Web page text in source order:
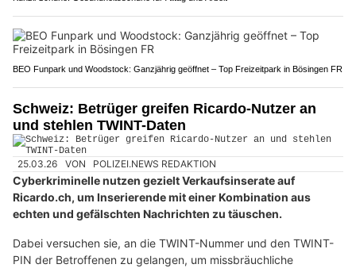
BEO Funpark und Woodstock: Ganzjährig geöffnet – Top Freizeitpark in Bösingen FR
Schweiz: Betrüger greifen Ricardo-Nutzer an
und stehlen TWINT-Daten
25.03.26 VON POLIZEI.NEWS REDAKTION
Cyberkriminelle nutzen gezielt Verkaufsinserate auf
Ricardo.ch, um Inserierende mit einer Kombination aus
echten und gefälschten Nachrichten zu täuschen.
Dabei versuchen sie, an die TWINT-Nummer und den TWINT-
PIN der Betroffenen zu gelangen, um missbräuchliche